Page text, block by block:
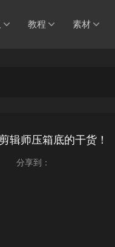
教程 素材
辑师压箱底的干货！
分享到：